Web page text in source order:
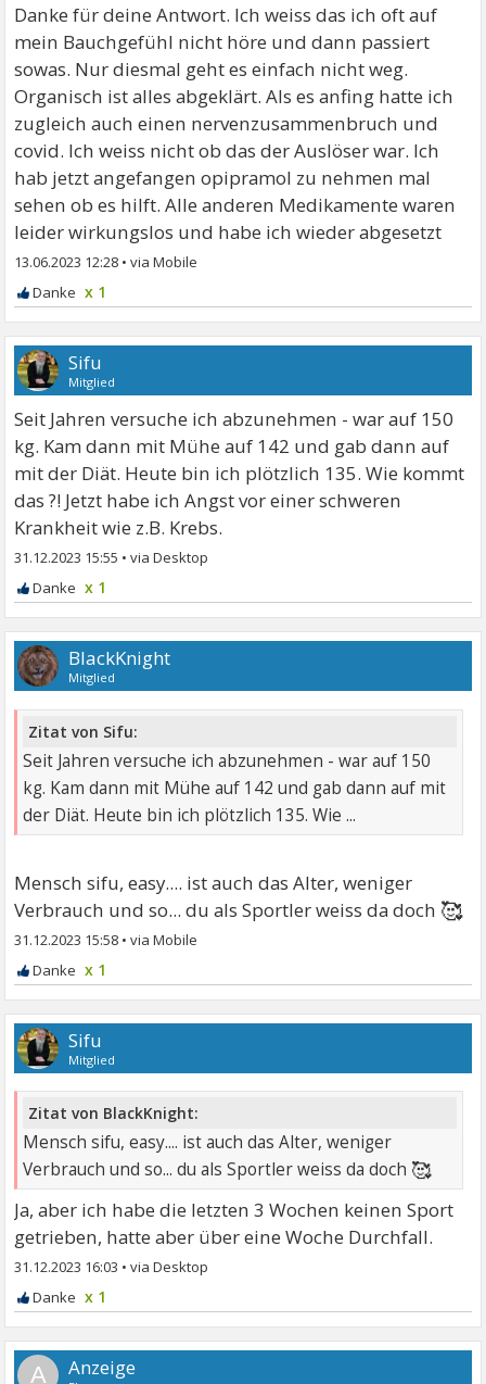
Danke für deine Antwort. Ich weiss das ich oft auf
mein Bauchgefühl nicht höre und dann passiert
sowas. Nur diesmal geht es einfach nicht weg.
Organisch ist alles abgeklärt. Als es anfing hatte ich
zugleich auch einen nervenzusammenbruch und
covid. Ich weiss nicht ob das der Auslöser war. Ich
hab jetzt angefangen opipramol zu nehmen mal
sehen ob es hilft. Alle anderen Medikamente waren
leider wirkungslos und habe ich wieder abgesetzt
13.06.2023 12:28 •
x 1
Sifu
Mitglied
Seit Jahren versuche ich abzunehmen - war auf 150
kg. Kam dann mit Mühe auf 142 und gab dann auf
mit der Diät. Heute bin ich plötzlich 135. Wie kommt
das ?! Jetzt habe ich Angst vor einer schweren
Krankheit wie z.B. Krebs.
31.12.2023 15:55 •
x 1
BlackKnight
Mitglied
Zitat von Sifu:
Seit Jahren versuche ich abzunehmen - war auf 150
kg. Kam dann mit Mühe auf 142 und gab dann auf mit
der Diät. Heute bin ich plötzlich 135. Wie ...
Mensch sifu, easy.... ist auch das Alter, weniger
Verbrauch und so... du als Sportler weiss da doch 🥰
31.12.2023 15:58 •
x 1
Sifu
Mitglied
Zitat von BlackKnight:
Mensch sifu, easy.... ist auch das Alter, weniger
Verbrauch und so... du als Sportler weiss da doch 🥰
Ja, aber ich habe die letzten 3 Wochen keinen Sport
getrieben, hatte aber über eine Woche Durchfall.
31.12.2023 16:03 •
x 1
A